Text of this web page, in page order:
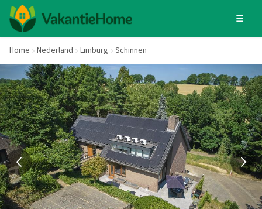
☰
Home Nederland Limburg Schinnen